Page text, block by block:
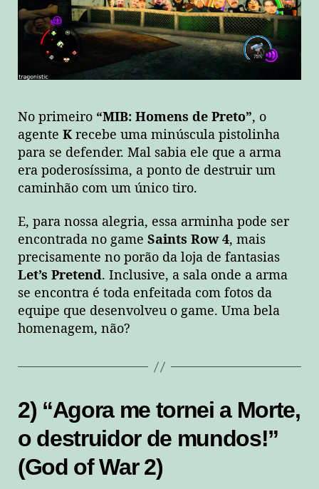
No primeiro “MIB: Homens de Preto”, o
agente Krecebe uma minúscula pistolinha
para se defender. Mal sabia ele que a arma
era poderosíssima, a ponto de destruir um
caminhão com um único tiro.
E, para nossa alegria, essa arminha pode ser
encontrada no game Saints Row 4, mais
precisamente no porão da loja de fantasias
Let’s Pretend. Inclusive, a sala onde a arma
se encontra é toda enfeitada com fotos da
equipe que desenvolveu o game. Uma bela
homenagem, não?
2) “Agora me tornei a Morte,
o destruidor de mundos!”
(God of War 2)